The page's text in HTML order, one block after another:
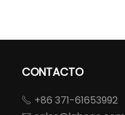
CONTACTO
 +86 371-61653992